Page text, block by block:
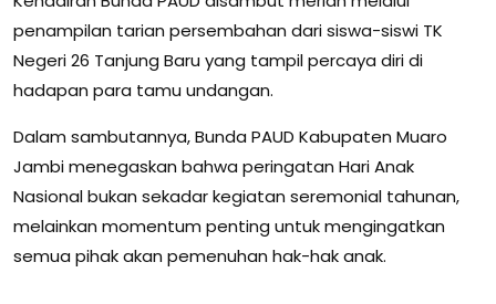
penampilan tarian persembahan dari siswa-siswi TK
Negeri 26 Tanjung Baru yang tampil percaya diri di
hadapan para tamu undangan.
Dalam sambutannya, Bunda PAUD Kabupaten Muaro
Jambi menegaskan bahwa peringatan Hari Anak
Nasional bukan sekadar kegiatan seremonial tahunan,
melainkan momentum penting untuk mengingatkan
semua pihak akan pemenuhan hak-hak anak.